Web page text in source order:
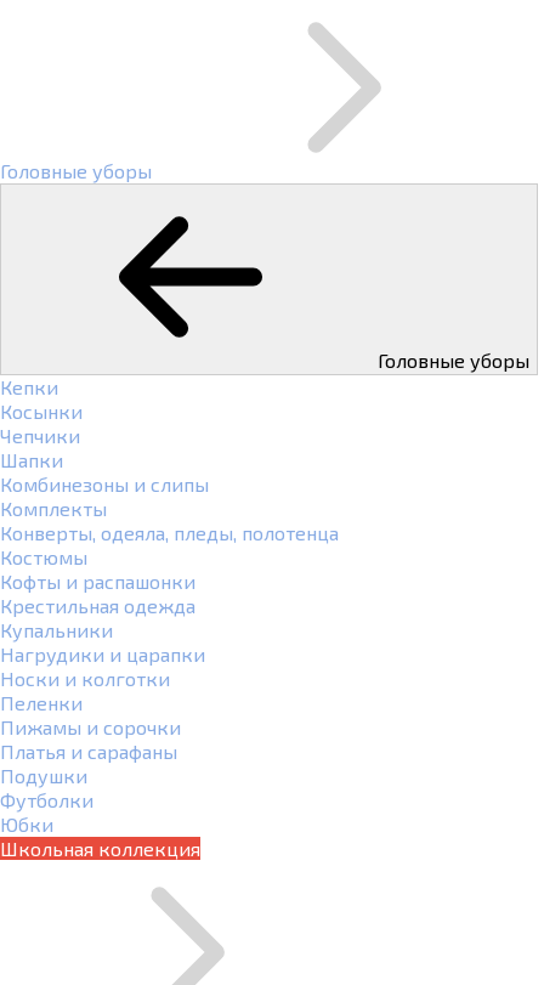
Головные уборы
Головные уборы
Кепки
Косынки
Чепчики
Шапки
Комбинезоны и слипы
Комплекты
Конверты, одеяла, пледы, полотенца
Костюмы
Кофты и распашонки
Крестильная одежда
Купальники
Нагрудики и царапки
Носки и колготки
Пеленки
Пижамы и сорочки
Платья и сарафаны
Подушки
Футболки
Юбки
Школьная коллекция